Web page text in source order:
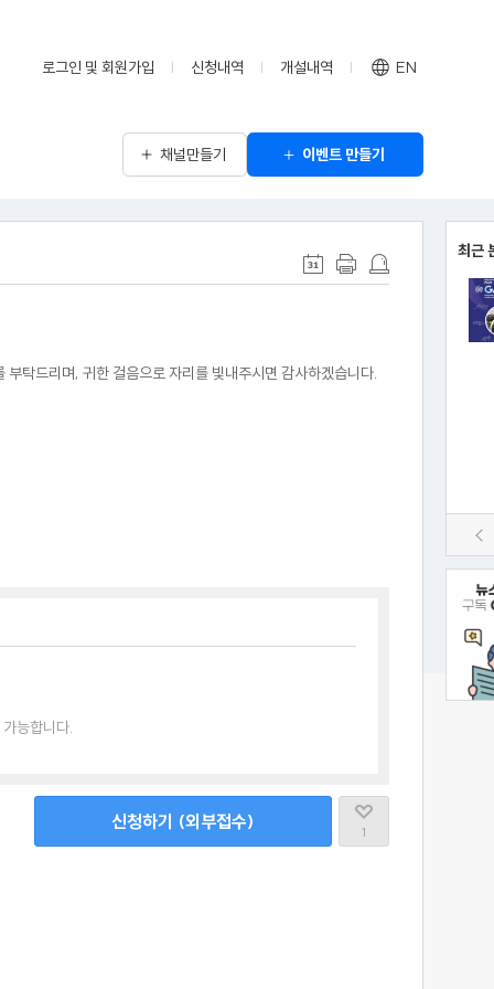
로그인 및 회원가입 신청내역 개설내역 EN
채널만들기 이벤트 만들기
최근
드리며, 귀한 걸음으로 자리를 빛내주시면 감사하겠습니다.
능합니다.
1
신청하기 (외부접수)